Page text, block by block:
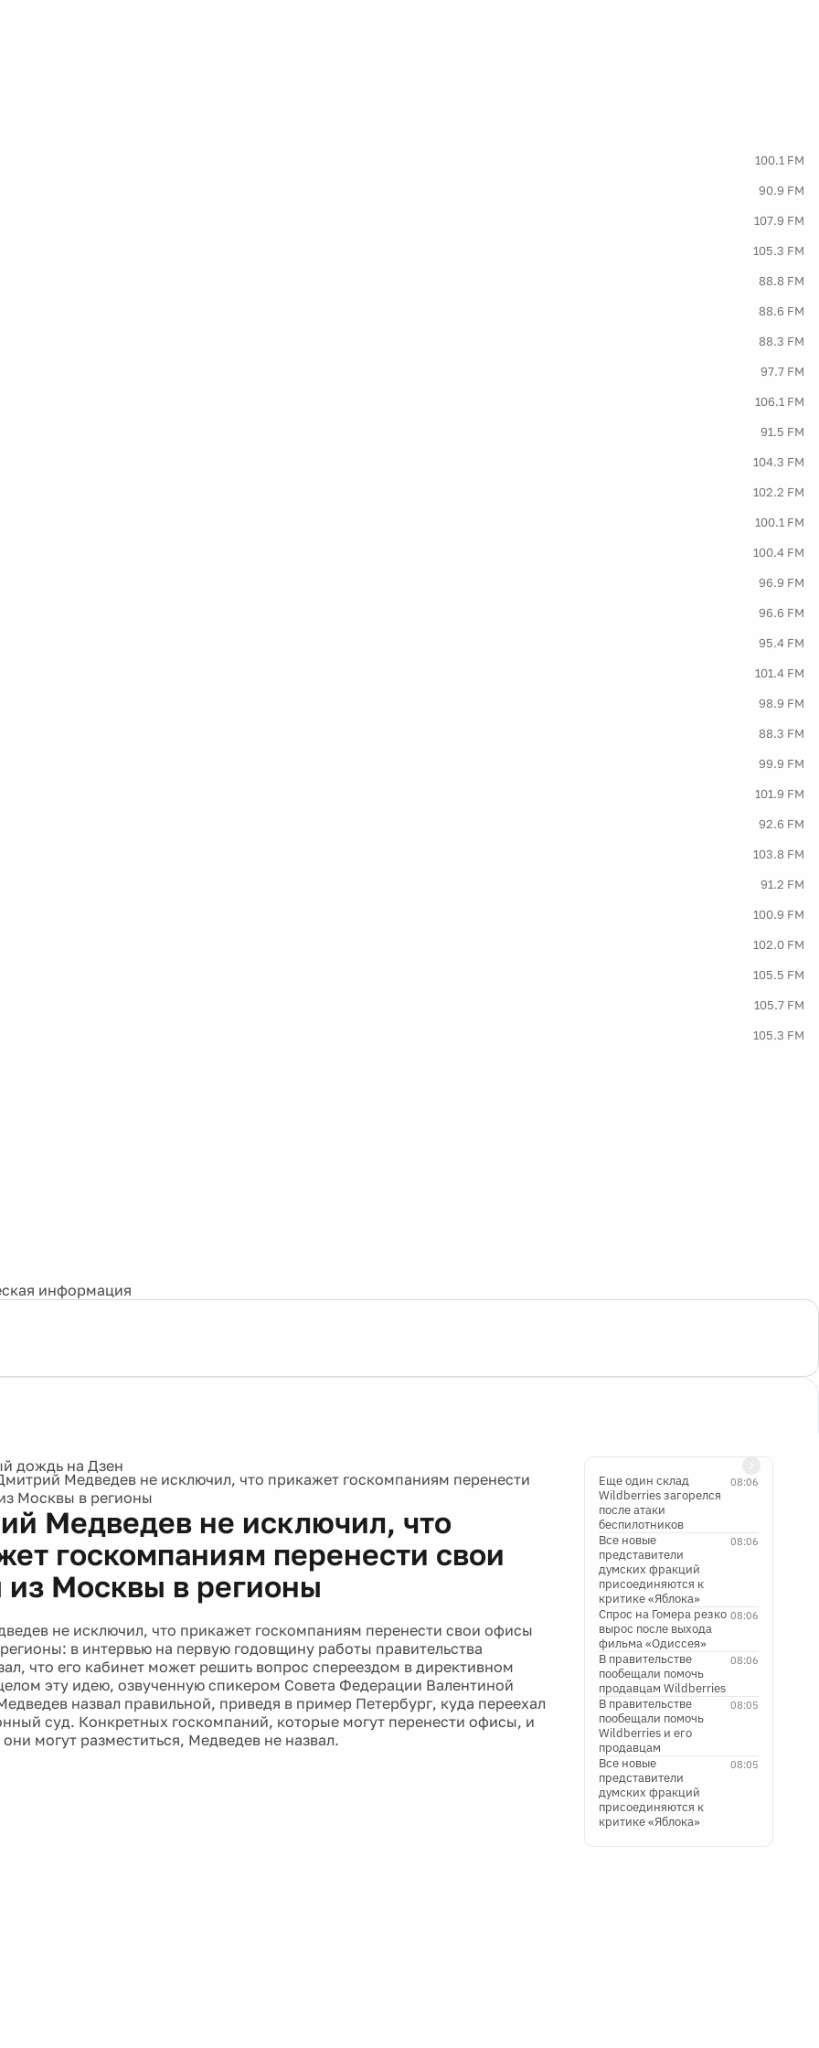
100.1 FM
90.9 FM
107.9 FM
105.3 FM
88.8 FM
88.6 FM
88.3 FM
97.7 FM
106.1 FM
91.5 FM
104.3 FM
102.2 FM
100.1 FM
100.4 FM
96.9 FM
96.6 FM
95.4 FM
101.4 FM
98.9 FM
88.3 FM
99.9 FM
101.9 FM
92.6 FM
103.8 FM
91.2 FM
100.9 FM
102.0 FM
105.5 FM
105.7 FM
105.3 FM
информация
Медведев не исключил, что прикажет госкомпаниям перенести
Москвы в регионы
Медведев не исключил, что
госкомпаниям перенести свои
Москвы в регионы
не исключил, что прикажет госкомпаниям перенести свои офисы
в интервью на первую годовщину работы правительства
что его кабинет может решить вопрос спереездом в директивном
эту идею, озвученную спикером Совета Федерации Валентиной
назвал правильной, приведя в пример Петербург, куда переехал
суд. Конкретных госкомпаний, которые могут перенести офисы, и
могут разместиться, Медведев не назвал.
08:06
Еще один склад
Wildberries загорелся
после атаки
беспилотников
08:06
Все новые
представители
думских фракций
присоединяются к
критике «Яблока»
08:06
Спрос на Гомера резко
вырос после выхода
фильма «Одиссея»
08:06
В правительстве
пообещали помочь
продавцам Wildberries
08:05
В правительстве
пообещали помочь
Wildberries и его
продавцам
08:05
Все новые
представители
думских фракций
присоединяются к
критике «Яблока»